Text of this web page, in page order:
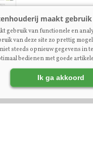
Fokkerij | Premium
Ex-NOG-
Kupers: ‘Maak
dienstverlenend
gebruik van functionele en
van deze site zo prettig
steeds opnieuw gegevens in
bedienen met goede
Ik ga akkoord